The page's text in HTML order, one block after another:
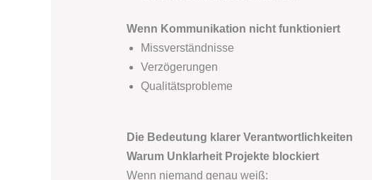
Wenn Kommunikation nicht funktioniert
Missverständnisse
Verzögerungen
Qualitätsprobleme
Die Bedeutung klarer Verantwortlichkeiten
Warum Unklarheit Projekte blockiert
Wenn niemand genau weiß: